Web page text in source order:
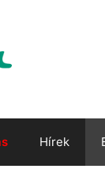
Hírek